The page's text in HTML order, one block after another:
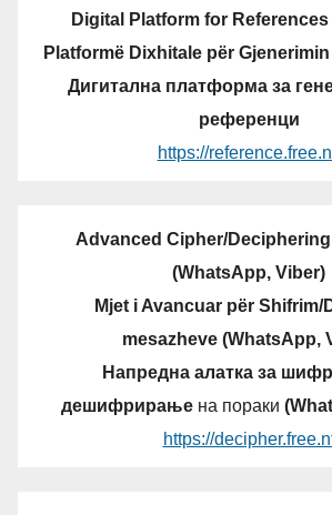
Digital Platform for
Platformë Dixhitale për
Дигитална платформа за
референци
https://
Advanced Cipher/
(WhatsApp, Viber)
Mjet i Avancuar për Shifrim/
mesazheve (WhatsApp,
Напредна алатка за
дешифрирањена пораки
https://